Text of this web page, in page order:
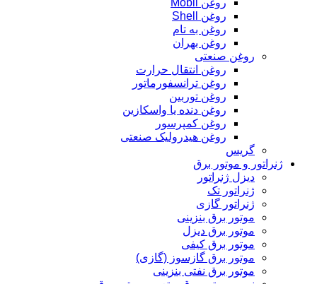
روغن Mobil
روغن Shell
روغن به تام
روغن بهران
روغن صنعتی
روغن انتقال حرارت
روغن ترانسفورماتور
روغن توربین
روغن دنده یا واسکازین
روغن کمپرسور
روغن هیدرولیک صنعتی
گریس
ژنراتور و موتور برق
دیزل ژنراتور
ژنراتور تک
ژنراتور گازی
موتور برق بنزینی
موتور برق دیزل
موتور برق کیفی
موتور برق گازسوز (گازی)
موتور برق نفتی بنزینی